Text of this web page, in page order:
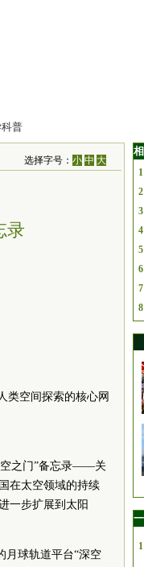
普
选择字号：小 中 大
录
类空间探索的核心网
空之门”备忘录——关
在太空领域的持续
一步扩展到太阳
月球轨道平台“深空
1
2
3
4
5
6
7
8
1